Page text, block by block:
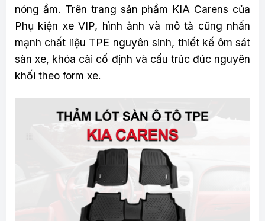
nóng ẩm. Trên trang sản phẩm KIA Carens của
Phụ kiện xe VIP, hình ảnh và mô tả cũng nhấn
mạnh chất liệu TPE nguyên sinh, thiết kế ôm sát
sàn xe, khóa cài cố định và cấu trúc đúc nguyên
khối theo form xe.